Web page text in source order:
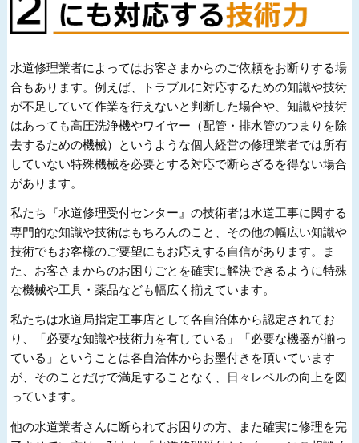
水道修理業者によってはお客さまからのご依頼をお断りする場
合もあります。例えば、トラブルに対応するための知識や技術
が不足していて作業を行えないと判断した場合や、知識や技術
はあっても高圧洗浄機やワイヤー（配管・排水管のつまりを除
去するための機械）というような個人経営の修理業者では所有
していない特殊機械を必要とする対応で断らざるを得ない場合
があります。
私たち『水道修理受付センター』の技術者は水道工事に関する
専門的な知識や技術はもちろんのこと、その他の幅広い知識や
技術でもお客様のご要望にもお応えする自信があります。ま
た、お客さまからのお困りごとを確実に解決できるように特殊
な機械や工具・薬品なども幅広く揃えています。
私たちは水道局指定工事店として各自治体から認定されてお
り、「必要な知識や技術力を有している」「必要な機器が揃っ
ている」ということは各自治体からお墨付きを頂いています
が、そのことだけで満足することなく、日々レベルの向上を図
っています。
他の水道業者さんに断られてお困りの方、また確実に修理を完